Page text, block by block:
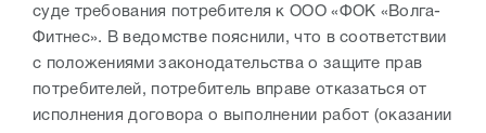
суде требования потребителя к ООО «ФОК «Волга-
Фитнес». В ведомстве пояснили, что в соответствии
с положениями законодательства о защите прав
потребителей, потребитель вправе отказаться от
исполнения договора о выполнении работ (оказании